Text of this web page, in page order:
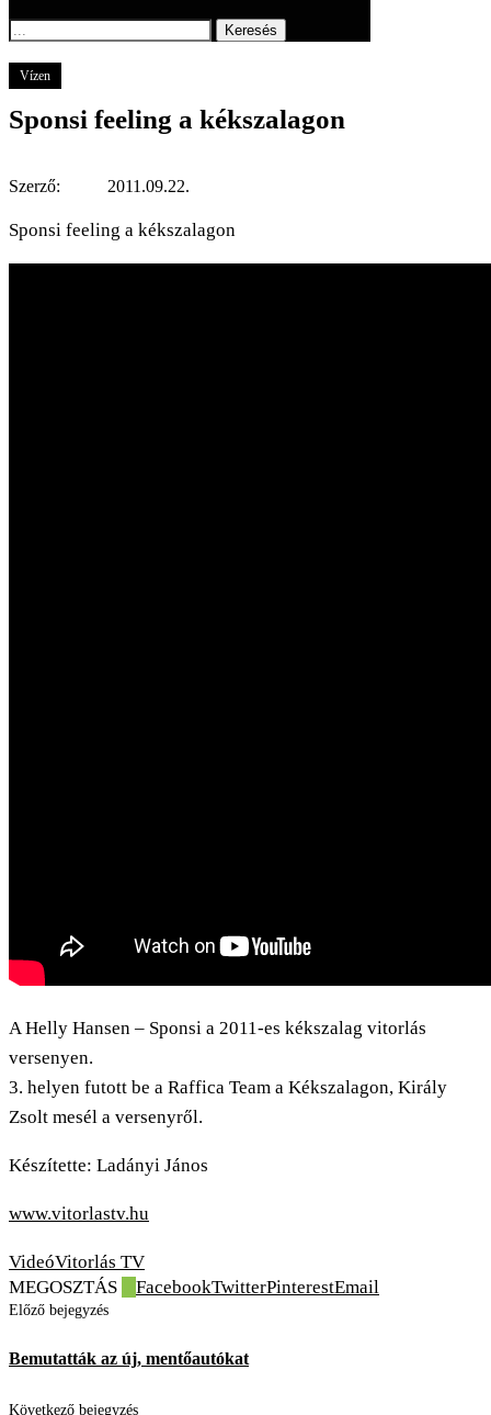
Keresés
Vízen
Sponsi feeling a kékszalagon
Szerző: 2011.09.22.
Sponsi feeling a kékszalagon
A Helly Hansen – Sponsi a 2011-es kékszalag vitorlás
versenyen.
3. helyen futott be a Raffica Team a Kékszalagon, Király
Zsolt mesél a versenyről.
Készítette: Ladányi János
www.vitorlastv.hu
VideóVitorlás TV
MEGOSZTÁS
FacebookTwitterPinterestEmail
Előző bejegyzés
Bemutatták az új, mentőautókat
Következő bejegyzés